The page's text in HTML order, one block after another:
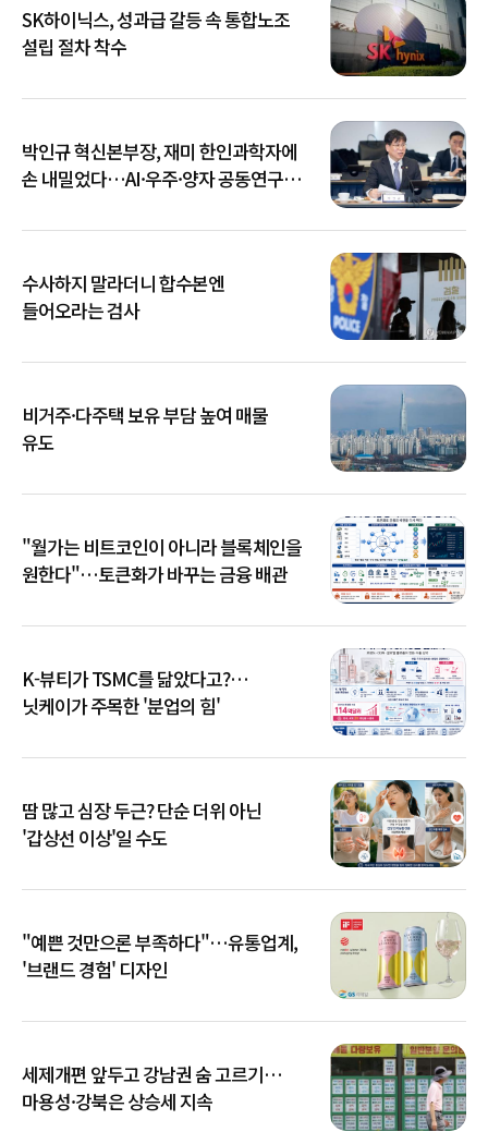
SK하이닉스, 성과급 갈등 속 통합노조
설립 절차 착수
박인규 혁신본부장, 재미 한인과학자에
손 내밀었다…AI·우주·양자 공동연구
수사하지 말라더니 합수본엔
들어오라는 검사
비거주·다주택 보유 부담 높여 매물
유도
"월가는 비트코인이 아니라 블록체인을
원한다"…토큰화가 바꾸는 금융 배관
K-뷰티가 TSMC를 닮았다고?…
닛케이가 주목한 '분업의 힘'
땀 많고 심장 두근? 단순 더위 아닌
'갑상선 이상'일 수도
"예쁜 것만으론 부족하다"…유통업계,
'브랜드 경험' 디자인
세제개편 앞두고 강남권 숨 고르기…
마용성·강북은 상승세 지속